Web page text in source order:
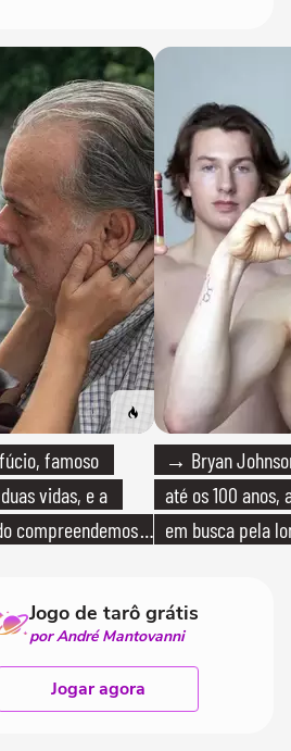
famoso
vidas, e a
compreendemos
→ Bryan
até os 100
em busca pela
Jogo de tarô grátis
por André Mantovanni
Jogar agora